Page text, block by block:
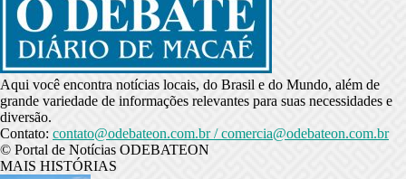
Aqui você encontra notícias locais, do Brasil e do Mundo, além de
grande variedade de informações relevantes para suas necessidades e
diversão.
Contato: contato@odebateon.com.br / comercia@odebateon.com.br
© Portal de Notícias ODEBATEON
MAIS HISTÓRIAS